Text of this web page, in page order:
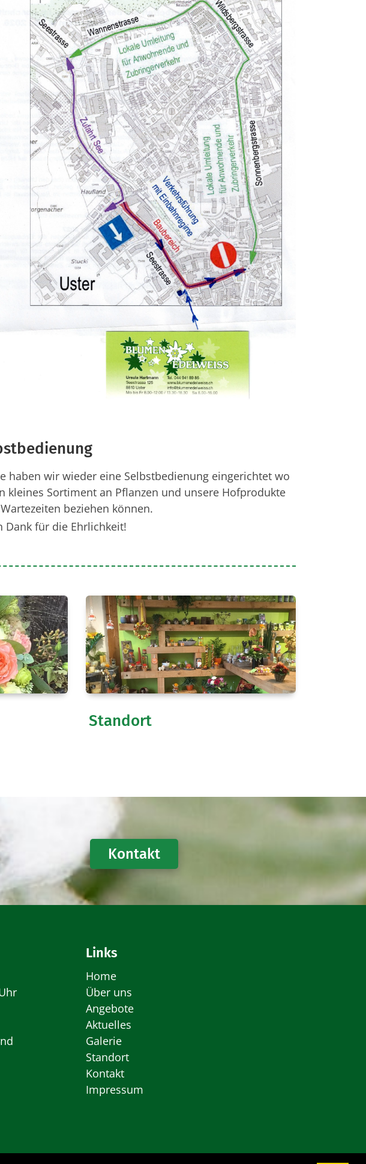
haben wir wieder eine Selbstbedienung eingerichtet wo
kleines Sortiment an Pflanzen und unsere Hofprodukte
beziehen können.
Dank für die Ehrlichkeit!
Standort
Kontakt
Links
Home
Über uns
Angebote
Aktuelles
Galerie
Standort
Kontakt
Impressum